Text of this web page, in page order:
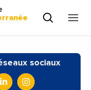
sociaux